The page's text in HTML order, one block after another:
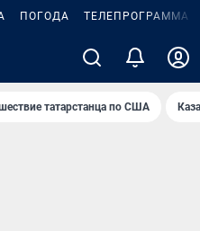
ПОГОДА ТЕЛЕПРОГРАММА
татарстанца по США